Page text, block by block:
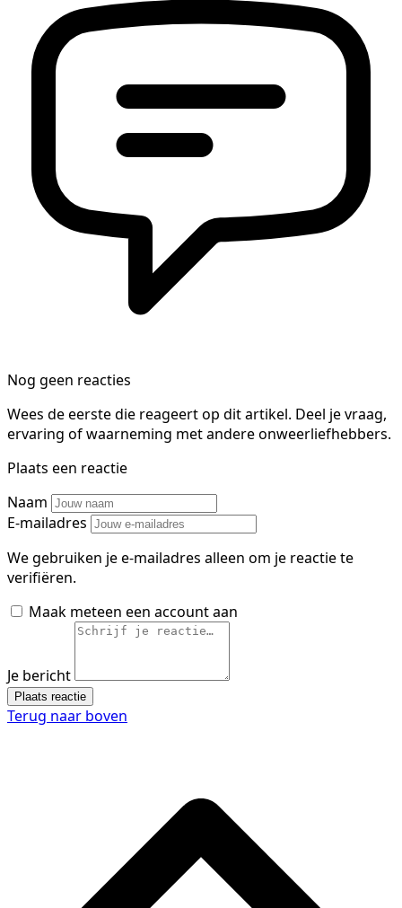
Nog geen reacties
Wees de eerste die reageert op dit artikel. Deel je vraag,
ervaring of waarneming met andere onweerliefhebbers.
Plaats een reactie
Naam
E-mailadres
We gebruiken je e-mailadres alleen om je reactie te
verifiëren.
Maak meteen een account aan
Je bericht
Plaats reactie
Terug naar boven